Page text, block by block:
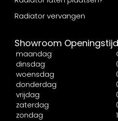
Radiator vervangen
Showroom
maandag
dinsdag
woensdag
donderdag
vrijdag
zaterdag
zondag